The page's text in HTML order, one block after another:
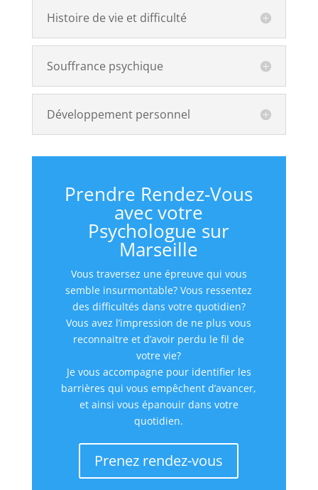
Histoire de vie et difficulté
Souffrance psychique
Développement personnel
Prendre Rendez-Vous
avec votre
Psychologue sur
Marseille
Vous traversez une épreuve qui vous
semble insurmontable? Vous ressentez
des difficultés dans votre quotidien?
Vous avez l’impression de ne plus vous
reconnaitre et d’avoir perdu le fil de
votre vie?
Je vous accompagne pour identifier les
barrières qui vous empêchent d’avancer,
et ainsi vous épanouir dans votre
quotidien.
Prenez rendez-vous